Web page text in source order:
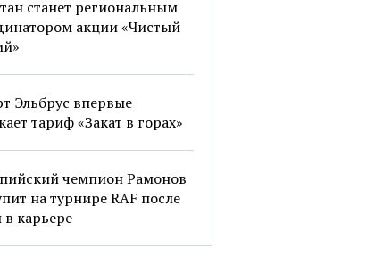
станет региональным
акции «Чистый
Эльбрус впервые
тариф «Закат в горах»
чемпион Рамонов
на турнире RAF после
в карьере